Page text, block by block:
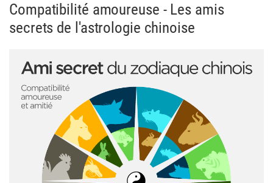
Compatibilité amoureuse - Les amis
secrets de l'astrologie chinoise